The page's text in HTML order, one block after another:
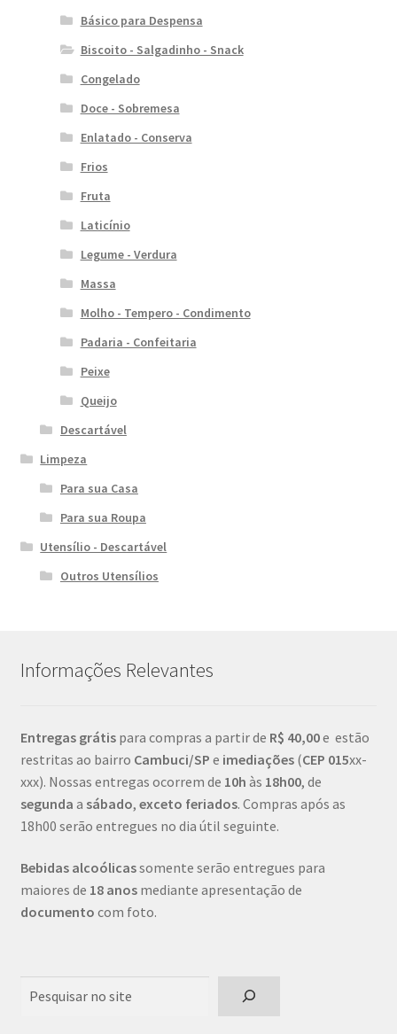
Básico para Despensa
Biscoito - Salgadinho - Snack
Congelado
Doce - Sobremesa
Enlatado - Conserva
Frios
Fruta
Laticínio
Legume - Verdura
Massa
Molho - Tempero - Condimento
Padaria - Confeitaria
Peixe
Queijo
Descartável
Limpeza
Para sua Casa
Para sua Roupa
Utensílio - Descartável
Outros Utensílios
Informações Relevantes
Entregas grátis para compras a partir de R$ 40,00e estão
restritas ao bairro Cambuci/SP e imediações(CEP 015xx-
xxx). Nossas entregas ocorrem de 10h às 18h00, de
segunda a sábado, exceto feriados. Compras após as
18h00 serão entregues no dia útil seguinte.
Bebidas alcoólicassomente serão entregues para
maiores de 18 anosmediante apresentação de
documento com foto.